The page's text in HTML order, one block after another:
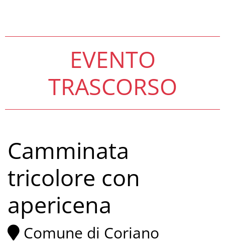
EVENTO
TRASCORSO
Camminata
tricolore con
apericena
Comune di Coriano